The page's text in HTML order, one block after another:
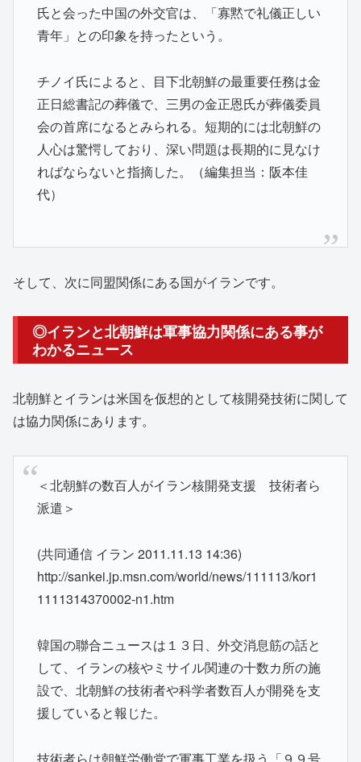
氏と会った中国の外交官は、「寡黙で礼儀正しい
青年」との印象を持ったという。
チノイ氏によると、目下北朝鮮の最重要任務は金
正日総書記の葬儀で、三男の金正恩氏が葬儀委員
会の首席になるとみられる。短期的には北朝鮮の
人心は驚愕しており、深い問題は長期的に見なけ
ればならないと指摘した。（編集担当：阪本佳
代）
そして、次に同盟関係にある国がイランです。
◎イランと北朝鮮は軍事協力関係にある事が
わかるニュース
北朝鮮とイランは米国を仮想的として核開発技術に関して
は協力関係にあります。
＜北朝鮮の数百人がイラン核開発支援 技術者ら
派遣＞
(共同通信 イラン 2011.11.13 14:36)
http://sankei.jp.msn.com/world/news/111113/kor1
1111314370002-n1.htm
韓国の聯合ニュースは１３日、外交消息筋の話と
して、イランの核やミサイル関連の十数カ所の施
設で、北朝鮮の技術者や科学者数百人が開発を支
援していると報じた。
技術者らは朝鮮労働党で軍事工業を扱う「９９号